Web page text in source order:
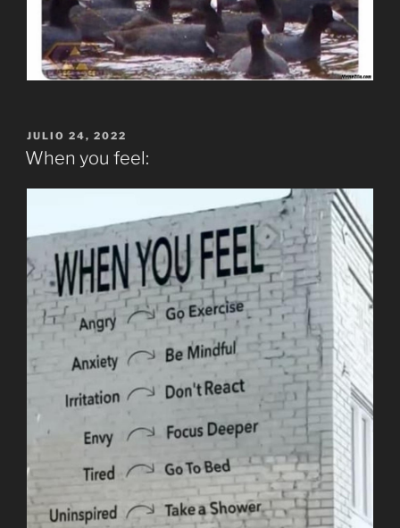
PUBLICADO
EL
JULIO 24, 2022
When you feel: